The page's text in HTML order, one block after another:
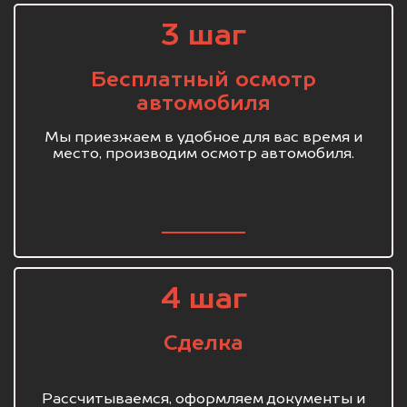
3 шаг
Бесплатный осмотр
автомобиля
Мы приезжаем в удобное для вас время и
место, производим осмотр автомобиля.
4 шаг
Сделка
Рассчитываемся, оформляем документы и